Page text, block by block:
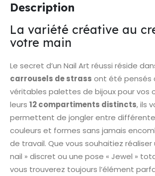
Description
La variété créative au
votre main
Le secret d’un Nail Art réussi réside
carrousels de strass ont été pensés
véritables palettes de bijoux pour vos
leurs 12 compartiments distincts, ils
permettent de jongler entre
couleurs et formes sans jamais
de travail. Que vous souhaitiez réaliser
nail » discret ou une pose « Jewel »
vous trouverez toujours l’élément